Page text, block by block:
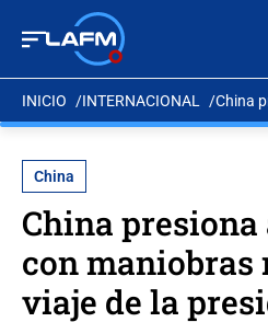
INICIO INTERNACIONAL China
China
China
con
viaje de la